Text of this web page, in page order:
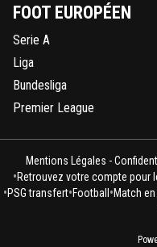
FOOT EUROPÉEN
Serie A
Liga
Bundesliga
Premier League
Mentions Légales -
•Retrouvez votre compte pour
•PSG transfert•Football •Match